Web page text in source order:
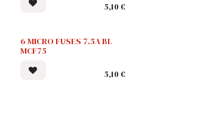
5,10€
6 MICRO FUSES 7.5A BL
MCF75
5,10€